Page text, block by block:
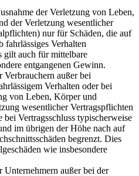
der Verletzung von Leben,
der Verletzung wesentlicher
nur für Schäden, die auf
fahrlässiges Verhalten
gilt auch für mittelbare
entgangenen Gewinn.
außer bei
Verhalten oder bei
von Leben, Körper und
wesentlicher Vertragspflichten
Vertragsschluss typischerweise
im übrigen der Höhe nach auf
begrenzt. Dies
wie insbesondere
außer bei der